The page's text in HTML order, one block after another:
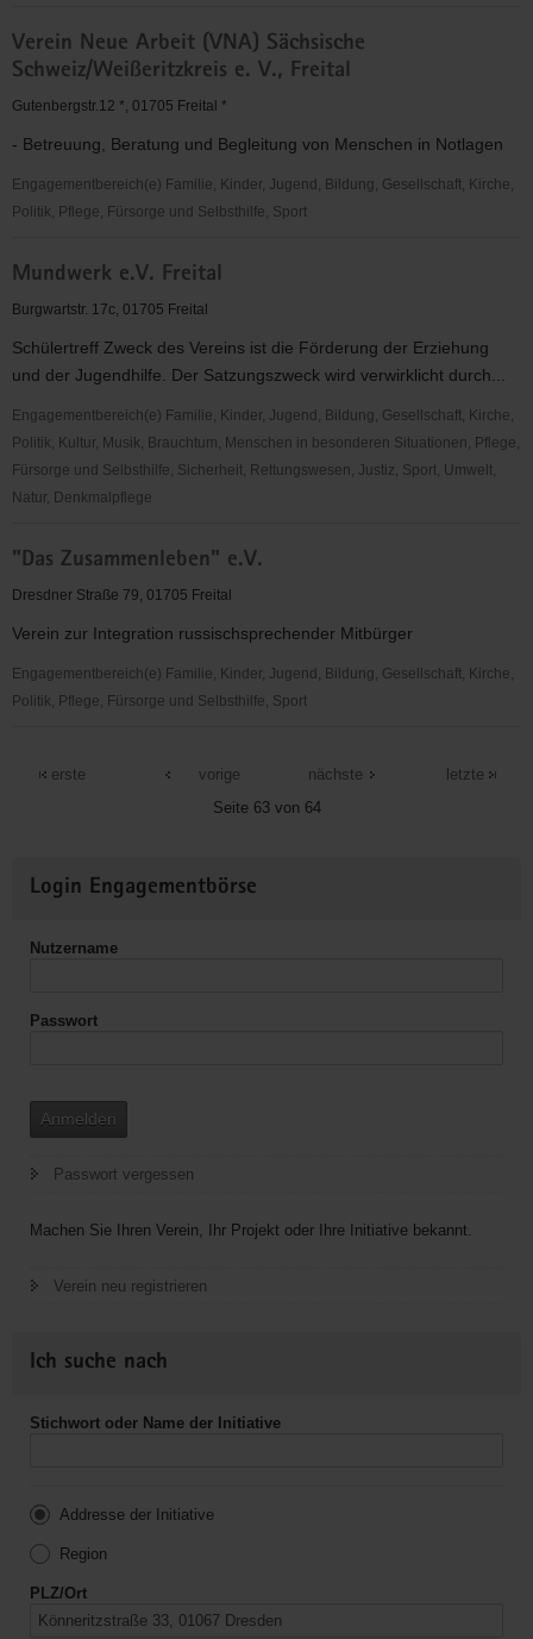
Potschappel
e.V.
-
für
jedermann"
Verein Neue Arbeit (VNA) Sächsische
Schweiz/Weißeritzkreis e. V., Freital
Gutenbergstr.12 *, 01705 Freital *
- Betreuung, Beratung und Begleitung von Menschen in Notlagen
Engagementbereich(e) Familie, Kinder, Jugend, Bildung, Gesellschaft, Kirche,
Politik, Pflege, Fürsorge und Selbsthilfe, Sport
Neue
Arbeit
Sächsische
Schweiz/Weißeritzkreis
e.
V.,
Freital
Mundwerk e.V. Freital
Burgwartstr. 17c, 01705 Freital
Schülertreff Zweck des Vereins ist die Förderung der Erziehung
und der Jugendhilfe. Der Satzungszweck wird verwirklicht durch...
Engagementbereich(e) Familie, Kinder, Jugend, Bildung, Gesellschaft, Kirche,
Politik, Kultur, Musik, Brauchtum, Menschen in besonderen Situationen, Pflege,
Fürsorge und Selbsthilfe, Sicherheit, Rettungswesen, Justiz, Sport, Umwelt,
Natur, Denkmalpflege
e.V.
Freital
"Das Zusammenleben" e.V.
Dresdner Straße 79, 01705 Freital
Verein zur Integration russischsprechender Mitbürger
Engagementbereich(e) Familie, Kinder, Jugend, Bildung, Gesellschaft, Kirche,
Politik, Pflege, Fürsorge und Selbsthilfe, Sport
Zusammenleben"
erste
vorige
Seite 63 von 64
nächste letzte
Informationen
Login Engagementbörse
Nutzername
Passwort
Anmelden
Passwort vergessen
Machen Sie Ihren Verein, Ihr Projekt oder Ihre Initiative bekannt.
Verein neu registrieren
Ich suche nach
Stichwort oder Name der Initiative
Addresse der Initiative
Region
PLZ/Ort